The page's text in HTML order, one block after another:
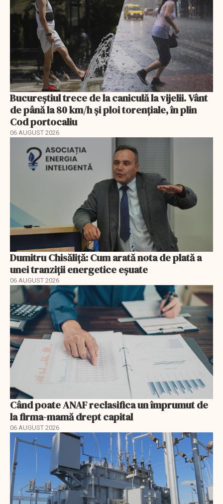
Bucureștiul trece de la caniculă la vijelii. Vânt
de până la 80 km/h și ploi torențiale, în plin
Cod portocaliu
06 AUGUST 2026
Dumitru Chisăliță: Cum arată nota de plată a
unei tranziții energetice eșuate
06 AUGUST 2026
Când poate ANAF reclasifica un împrumut de
la firma-mamă drept capital
06 AUGUST 2026